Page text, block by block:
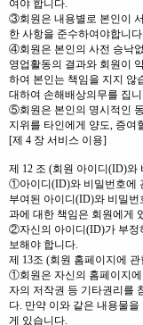
여야 합니다.
③회원은 내용별로 본인이
한 사항을 준수하여야합니다.
④회원은 본인의 사전 승낙
영업활동의 결과와 회원이
하여 본인는 책임을 지지 않
대하여 손해배상의무를 집
⑤회원은 본인의 명시적인
지위를 타인에게 양도, 증여
[제 4 장 서비스 이용]
제 12 조 (회원 아이디(ID)와
①아이디(ID)와 비밀번호에
부여된 아이디(ID)와 비밀
과에 대한 책임은 회원에게
②자신의 아이디(ID)가 부정
보해야 합니다.
제 13조 (회원 홈페이지에
①회원은 자신의 홈페이지
자의 저작권 등 기타권리를
다. 만약 이와 같은 내용물
게 있습니다.